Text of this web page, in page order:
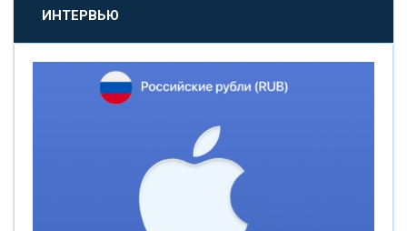
«ПРОМСВЯЗЬБАНК»
«НОВИКОМБАНК»
«ВНЕШПРОМБАНК»
ИНТЕРВЬЮ